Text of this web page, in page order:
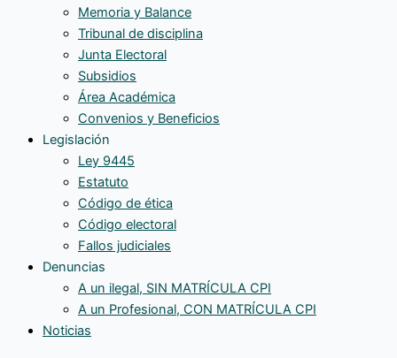
Memoria y Balance
Tribunal de disciplina
Junta Electoral
Subsidios
Área Académica
Convenios y Beneficios
Legislación
Ley 9445
Estatuto
Código de ética
Código electoral
Fallos judiciales
Denuncias
A un ilegal, SIN MATRÍCULA CPI
A un Profesional, CON MATRÍCULA CPI
Noticias